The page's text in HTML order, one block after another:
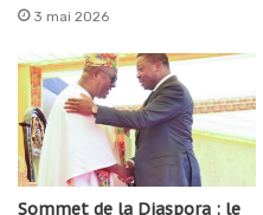
3 mai 2026
Sommet de la Diaspora : le